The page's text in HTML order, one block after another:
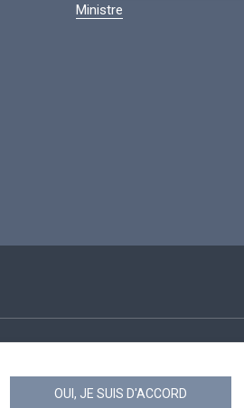
Ministre
OUI, JE SUIS D'ACCORD